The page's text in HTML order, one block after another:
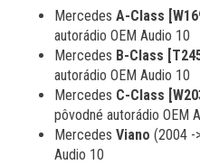
Mercedes A-Class
autorádio OEM Audio 10
Mercedes B-Class
autorádio OEM Audio 10
Mercedes C-Class
pôvodné autorádio OEM
Mercedes Viano (2004 -
Audio 10